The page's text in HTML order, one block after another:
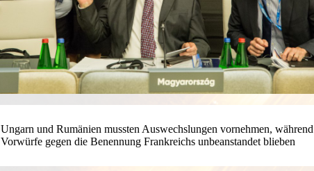
Ungarn und Rumänien mussten Auswechslungen vornehmen, während
Vorwürfe gegen die Benennung Frankreichs unbeanstandet blieben